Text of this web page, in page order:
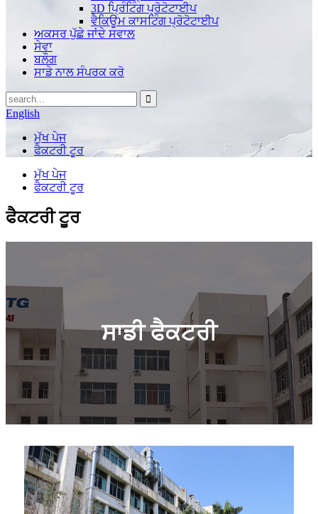
3D ਪ੍ਰਿੰਟਿੰਗ ਪ੍ਰੋਟੋਟਾਈਪ
ਵੈਕਿਊਮ ਕਾਸਟਿੰਗ ਪ੍ਰੋਟੋਟਾਈਪ
ਅਕਸਰ ਪੁੱਛੇ ਜਾਂਦੇ ਸਵਾਲ
ਸੇਵਾ
ਬਲੌਗ
ਸਾਡੇ ਨਾਲ ਸੰਪਰਕ ਕਰੋ
English
ਮੁੱਖ ਪੇਜ
ਫੈਕਟਰੀ ਟੂਰ
ਮੁੱਖ ਪੇਜ
ਫੈਕਟਰੀ ਟੂਰ
ਫੈਕਟਰੀ ਟੂਰ
ਸਾਡੀ ਫੈਕਟਰੀ